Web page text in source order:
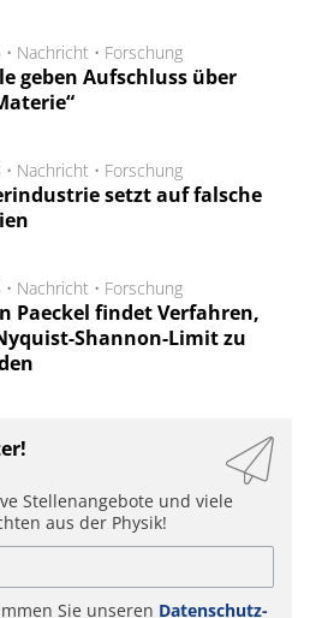
Nachricht • Forschung
geben Aufschluss über
Nachricht • Forschung
setzt auf falsche
Nachricht • Forschung
Paeckel findet Verfahren,
Shannon-Limit zu
Stellenangebote und viele
aus der Physik!
Sie unseren Datenschutz-